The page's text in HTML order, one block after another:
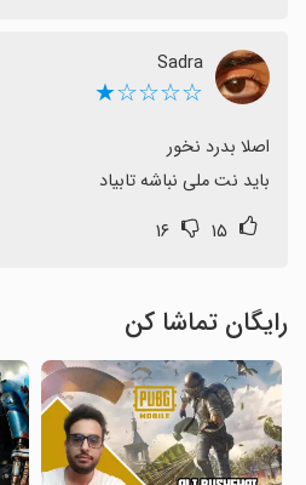
Sadra
☆☆☆☆★
باید نت ملی نباشه تابیاد
۱۵ ۱۶
رایگان تماشا کن